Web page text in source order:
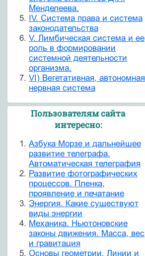
Менделеева.
IV. Система права и система
законодательства
V. Лимбическая система и ее
роль в формировании
системной деятельности
организма.
VI) Вегетативная, автономная
нервная система
Пользователям сайта
интересно:
Азбука Морзе и дальнейшее
развитие телеграфа.
Автоматическая телеграфия
Развитие фотографических
процессов. Пленка,
проявление и печатание
Энергия. Какие существуют
виды энергии
Механика. Ньютоновские
законы движения. Масса, вес
и гравитация
Основы геометрии. Линии и